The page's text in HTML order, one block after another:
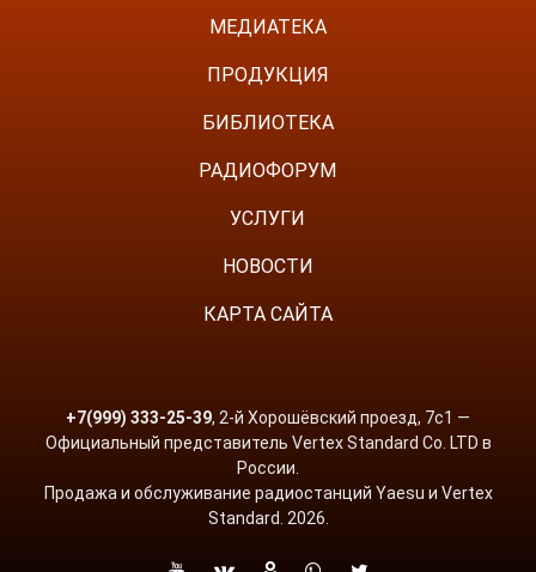
МЕДИАТЕКА
ПРОДУКЦИЯ
БИБЛИОТЕКА
РАДИОФОРУМ
УСЛУГИ
НОВОСТИ
КАРТА САЙТА
+7(999) 333-25-39, 2-й Хорошёвский проезд, 7с1 —
Официальный представитель Vertex Standard Co. LTD в
России.
Продажа и обслуживание радиостанций Yaesu и Vertex
Standard. 2026.